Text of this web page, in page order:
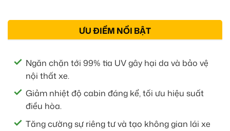
ƯU ĐIỂM NỔI BẬT
Ngăn chặn tới 99% tia UV gây hại da và bảo vệ
nội thất xe.
Giảm nhiệt độ cabin đáng kể, tối ưu hiệu suất
điều hòa.
Tăng cường sự riêng tư và tạo không gian lái xe